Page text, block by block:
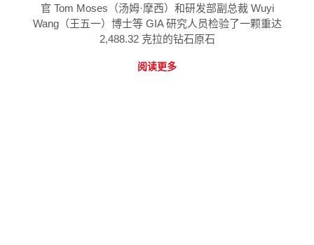
官 Tom Moses（汤姆·摩西）和研发部副总裁 Wuyi
Wang（王五一）博士等 GIA 研究人员检验了一颗重达
2,488.32 克拉的钻石原石
阅读更多